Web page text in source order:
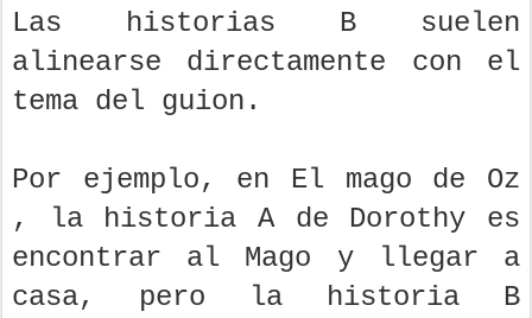
Las historias B suelen
alinearse directamente con el
tema del guion.
Por ejemplo, en El mago de Oz
, la historia A de Dorothy es
encontrar al Mago y llegar a
casa, pero la historia B